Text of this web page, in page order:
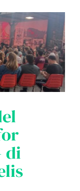
di